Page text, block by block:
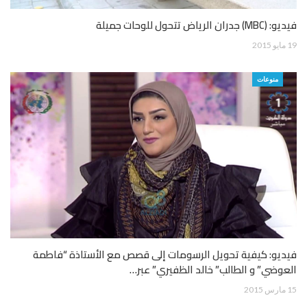
فيديو: (MBC) جدران الرياض تتحول للوحات جميلة
19 مايو 2015
منوعات
فيديو: كيفية تحويل الرسومات إلى قصص مع الأستاذة “فاطمة
العوضي” و الطالب” خالد الظفيري” عبر…
15 مارس 2015